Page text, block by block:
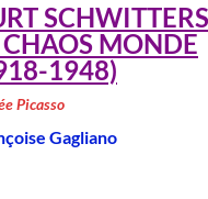
CHAOS MONDE
1948)
Picasso
Gagliano